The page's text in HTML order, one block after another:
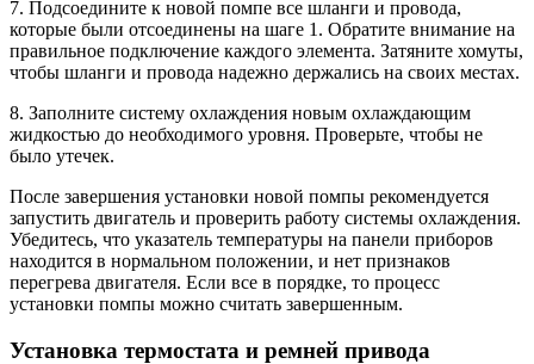
7. Подсоедините к новой помпе все шланги и провода,
которые были отсоединены на шаге 1. Обратите внимание на
правильное подключение каждого элемента. Затяните хомуты,
чтобы шланги и провода надежно держались на своих местах.
8. Заполните систему охлаждения новым охлаждающим
жидкостью до необходимого уровня. Проверьте, чтобы не
было утечек.
После завершения установки новой помпы рекомендуется
запустить двигатель и проверить работу системы охлаждения.
Убедитесь, что указатель температуры на панели приборов
находится в нормальном положении, и нет признаков
перегрева двигателя. Если все в порядке, то процесс
установки помпы можно считать завершенным.
Установка термостата и ремней привода